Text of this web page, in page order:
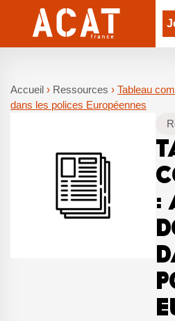
Accueil › Ressources › Tableau
dans les polices Européennes
: